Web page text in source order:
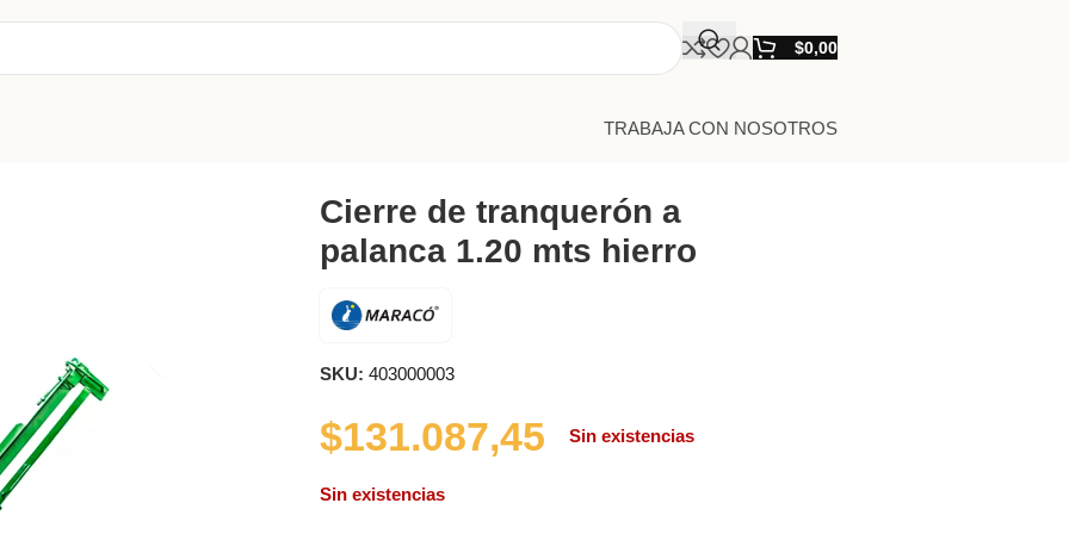
$0,00
TRABAJA CON NOSOTROS
Cierre de tranquerón a
palanca 1.20 mts hierro
SKU: 403000003
$131.087,45 Sin existencias
Sin existencias